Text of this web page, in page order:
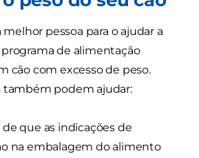
pessoa para o ajudar a
de alimentação
cão com excesso de peso.
também podem ajudar:
que as indicações de
na embalagem do alimento